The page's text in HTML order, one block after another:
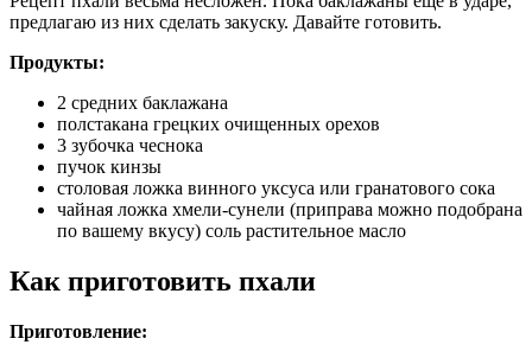
предлагаю из них сделать закуску. Давайте готовить.
Продукты:
2 средних баклажана
полстакана грецких очищенных орехов
3 зубочка чеснока
пучок кинзы
столовая ложка винного уксуса или гранатового сока
чайная ложка хмели-сунели (приправа можно подобрана
по вашему вкусу) соль растительное масло
Как приготовить пхали
Приготовление: